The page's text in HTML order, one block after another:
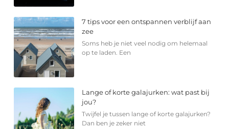
7 tips voor een ontspannen verblijf aan
zee
Soms heb je niet veel nodig om helemaal
op te laden. Een
Lange of korte galajurken: wat past bij
jou?
Twijfel je tussen lange of korte galajurken?
Dan ben je zeker niet